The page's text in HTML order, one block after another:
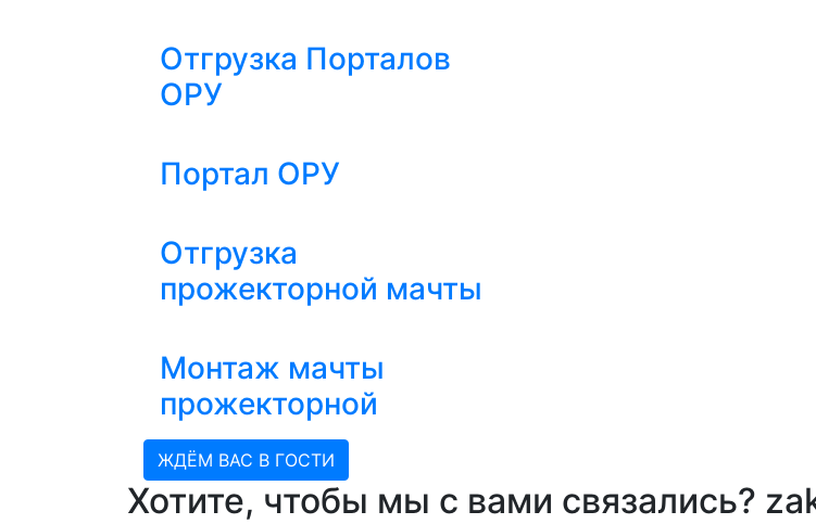
Отгрузка Порталов
ОРУ
Портал ОРУ
Отгрузка
прожекторной мачты
Монтаж мачты
прожекторной
ЖДЁМ ВАС В ГОСТИ
Хотите, чтобы мы с вами связались?